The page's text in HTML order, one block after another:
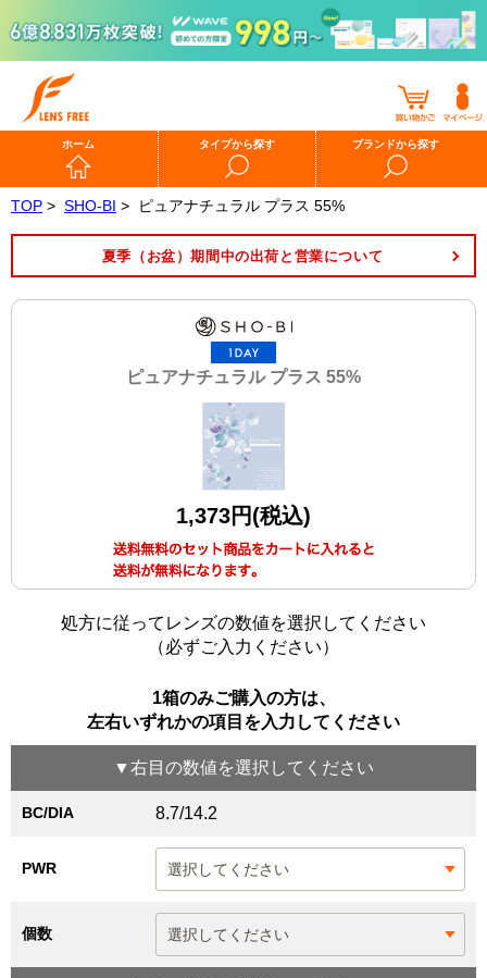
ホーム タイプから探す ブランドから探す
TOP > SHO-BI > ピュアナチュラル プラス 55%
夏季（お盆）期間中の出荷と営業について
ピュアナチュラル プラス 55%
1,373円(税込)
処方に従ってレンズの数値を選択してください
（必ずご入力ください）
1箱のみご購入の方は、
左右いずれかの項目を入力してください
▼右目 の数値を選択してください
BC/DIA 8.7/14.2
PWR
個数